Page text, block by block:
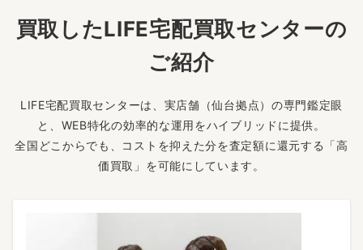
買取したLIFE宅配買取センターの
ご紹介
LIFE宅配買取センターは、実店舗（仙台拠点）の専門鑑定眼
と、WEB特化の効率的な運用をハイブリッドに提供。
全国どこからでも、コストを抑えた分を査定額に還元する「高
価買取」を可能にしています。